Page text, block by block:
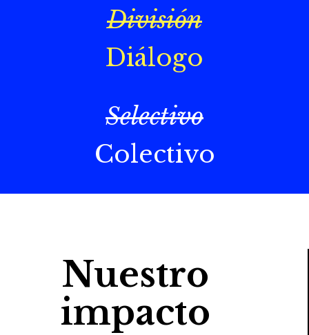
División
Diálogo
Selectivo
Colectivo
Nuestro
impacto